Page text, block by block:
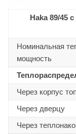
Haka 89/45
Номинальная
мощность
Через корпус
Через дверцу
Через